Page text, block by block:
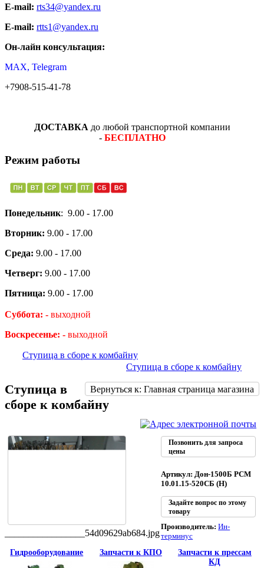
E-mail: rts34@yandex.ru
E-mail: rtts1@yandex.ru
Он-лайн консультация:
MAX, Telegram
+7908-515-41-78
ДОСТАВКА до любой транспортной компании
- БЕСПЛАТНО
Режим работы
Понедельник: 9.00 - 17.00
Вторник: 9.00 - 17.00
Среда: 9.00 - 17.00
Четверг: 9.00 - 17.00
Пятница: 9.00 - 17.00
Суббота: - выходной
Воскресенье: - выходной
Ступица в сборе к комбайну
Ступица в сборе к комбайну
Вернуться к: Главная страница магазина
Ступица в
сборе к комбайну
_________________54d09629ab684.jpg
Позвонить для запроса
цены
Артикул: Дон-1500Б РСМ
10.01.15-520СБ (Н)
Задайте вопрос по этому
товару
Производитель:Ин-
терминус
Гидрооборудование
Запчасти к КПО
Запчасти к прессам
КД